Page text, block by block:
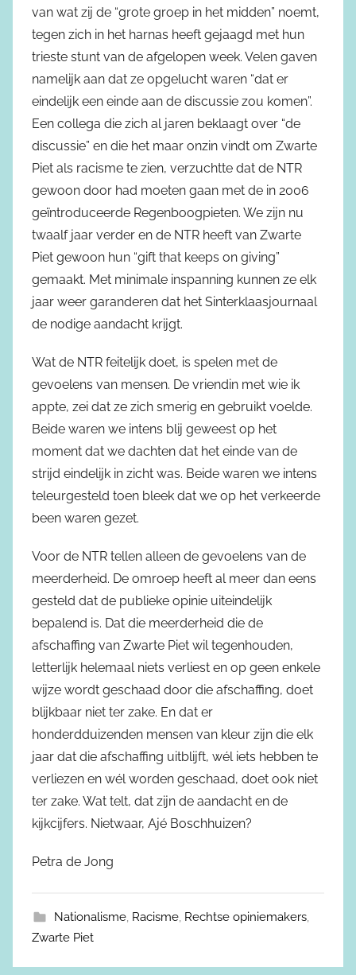
van wat zij de “grote groep in het midden” noemt,
tegen zich in het harnas heeft gejaagd met hun
trieste stunt van de afgelopen week. Velen gaven
namelijk aan dat ze opgelucht waren “dat er
eindelijk een einde aan de discussie zou komen”.
Een collega die zich al jaren beklaagt over “de
discussie” en die het maar onzin vindt om Zwarte
Piet als racisme te zien, verzuchtte dat de NTR
gewoon door had moeten gaan met de in 2006
geïntroduceerde Regenboogpieten. We zijn nu
twaalf jaar verder en de NTR heeft van Zwarte
Piet gewoon hun “gift that keeps on giving”
gemaakt. Met minimale inspanning kunnen ze elk
jaar weer garanderen dat het Sinterklaasjournaal
de nodige aandacht krijgt.
Wat de NTR feitelijk doet, is spelen met de
gevoelens van mensen. De vriendin met wie ik
appte, zei dat ze zich smerig en gebruikt voelde.
Beide waren we intens blij geweest op het
moment dat we dachten dat het einde van de
strijd eindelijk in zicht was. Beide waren we intens
teleurgesteld toen bleek dat we op het verkeerde
been waren gezet.
Voor de NTR tellen alleen de gevoelens van de
meerderheid. De omroep heeft al meer dan eens
gesteld dat de publieke opinie uiteindelijk
bepalend is. Dat die meerderheid die de
afschaffing van Zwarte Piet wil tegenhouden,
letterlijk helemaal niets verliest en op geen enkele
wijze wordt geschaad door die afschaffing, doet
blijkbaar niet ter zake. En dat er
honderdduizenden mensen van kleur zijn die elk
jaar dat die afschaffing uitblijft, wél iets hebben te
verliezen en wél worden geschaad, doet ook niet
ter zake. Wat telt, dat zijn de aandacht en de
kijkcijfers. Nietwaar, Ajé Boschhuizen?
Petra de Jong
Nationalisme, Racisme, Rechtse opiniemakers,
Zwarte Piet